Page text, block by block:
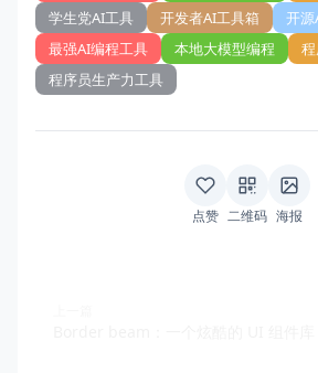
学生党AI工具
开发者AI工具箱
开
最强AI编程工具
本地大模型编程
程序员生产力工具
点赞 二维码 海报